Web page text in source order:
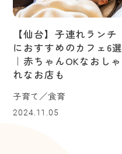
【仙台】子連れランチ
におすすめのカフェ6選
｜赤ちゃんOKなおしゃ
れなお店も
子育て／食育
2024.11.05